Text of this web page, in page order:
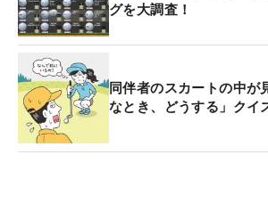
グを大調査！
同伴者のスカートの中が
なとき、どうする」クイ